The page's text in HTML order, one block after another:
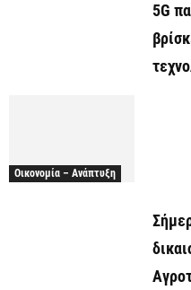
5G
Οικονομία – Ανάπτυξη